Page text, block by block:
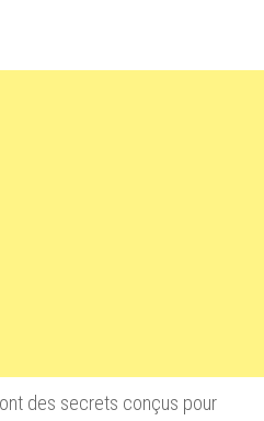
des secrets conçus pour